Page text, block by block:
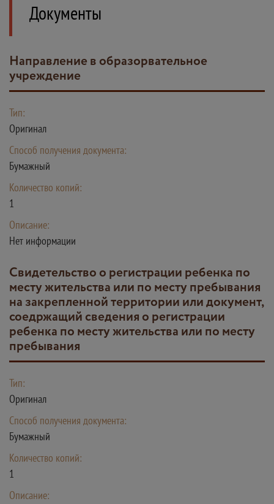
Документы
Направление в образорвательное
учреждение
Тип:
Оригинал
Способ получения документа:
Бумажный
Количество копий:
1
Описание:
Нет информации
Свидетельство о регистрации ребенка по
месту жительства или по месту пребывания
на закрепленной территории или документ,
соедржащий сведения о регистрации
ребенка по месту жительства или по месту
пребывания
Тип:
Оригинал
Способ получения документа:
Бумажный
Количество копий:
1
Описание: